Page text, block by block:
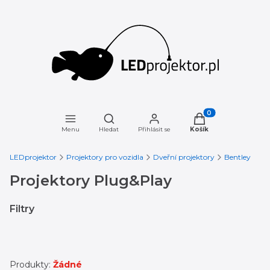
Menu
Otevřít vyhledávač
Hledat Přihlásit se
Produkty v
Košík
LEDprojektor Projektory pro vozidla Dveřní projektory Bentley
Projektory Plug&Play
Filtry
Produkty: Žádné